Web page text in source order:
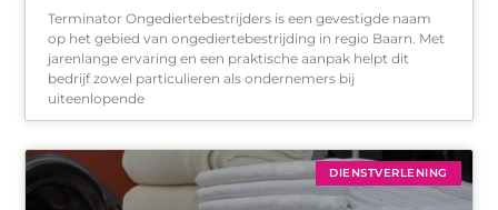
Terminator Ongediertebestrijders is een gevestigde naam
op het gebied van ongediertebestrijding in regio Baarn. Met
jarenlange ervaring en een praktische aanpak helpt dit
bedrijf zowel particulieren als ondernemers bij
uiteenlopende
DIENSTVERLENING